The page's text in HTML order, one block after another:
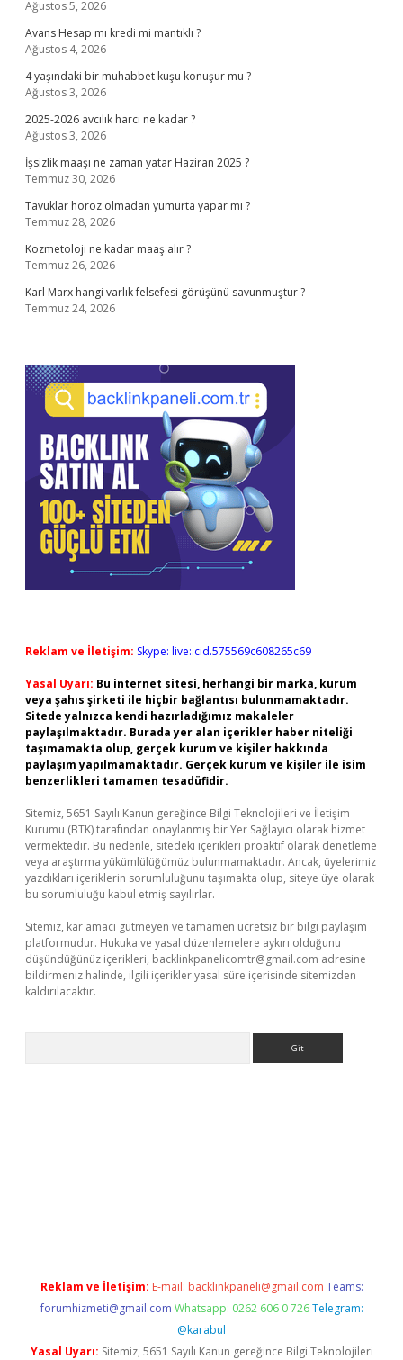
Ağustos 5, 2026
Avans Hesap mı kredi mi mantıklı ?
Ağustos 4, 2026
4 yaşındaki bir muhabbet kuşu konuşur mu ?
Ağustos 3, 2026
2025-2026 avcılık harcı ne kadar ?
Ağustos 3, 2026
İşsizlik maaşı ne zaman yatar Haziran 2025 ?
Temmuz 30, 2026
Tavuklar horoz olmadan yumurta yapar mı ?
Temmuz 28, 2026
Kozmetoloji ne kadar maaş alır ?
Temmuz 26, 2026
Karl Marx hangi varlık felsefesi görüşünü savunmuştur ?
Temmuz 24, 2026
Reklam ve İletişim: Skype: live:.cid.575569c608265c69
Yasal Uyarı: Bu internet sitesi, herhangi bir marka, kurum
veya şahıs şirketi ile hiçbir bağlantısı bulunmamaktadır.
Sitede yalnızca kendi hazırladığımız makaleler
paylaşılmaktadır. Burada yer alan içerikler haber niteliği
taşımamakta olup, gerçek kurum ve kişiler hakkında
paylaşım yapılmamaktadır. Gerçek kurum ve kişiler ile isim
benzerlikleri tamamen tesadüfidir.
Sitemiz, 5651 Sayılı Kanun gereğince Bilgi Teknolojileri ve İletişim
Kurumu (BTK) tarafından onaylanmış bir Yer Sağlayıcı olarak hizmet
vermektedir. Bu nedenle, sitedeki içerikleri proaktif olarak denetleme
veya araştırma yükümlülüğümüz bulunmamaktadır. Ancak, üyelerimiz
yazdıkları içeriklerin sorumluluğunu taşımakta olup, siteye üye olarak
bu sorumluluğu kabul etmiş sayılırlar.
Sitemiz, kar amacı gütmeyen ve tamamen ücretsiz bir bilgi paylaşım
platformudur. Hukuka ve yasal düzenlemelere aykırı olduğunu
düşündüğünüz içerikleri, backlinkpanelicomtr@gmail.com adresine
bildirmeniz halinde, ilgili içerikler yasal süre içerisinde sitemizden
kaldırılacaktır.
Reklam ve İletişim: E-mail: backlinkpaneli@gmail.com Teams:
forumhizmeti@gmail.com Whatsapp: 0262 606 0 726 Telegram:
@karabul
Yasal Uyarı: Sitemiz, 5651 Sayılı Kanun gereğince Bilgi Teknolojileri